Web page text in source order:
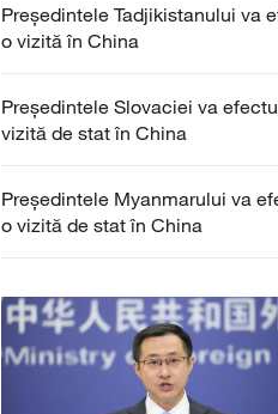
Președintele Tadjikistanului va
o vizită în China
Președintele Slovaciei va
vizită de stat în China
Președintele Myanmarului va
o vizită de stat în China